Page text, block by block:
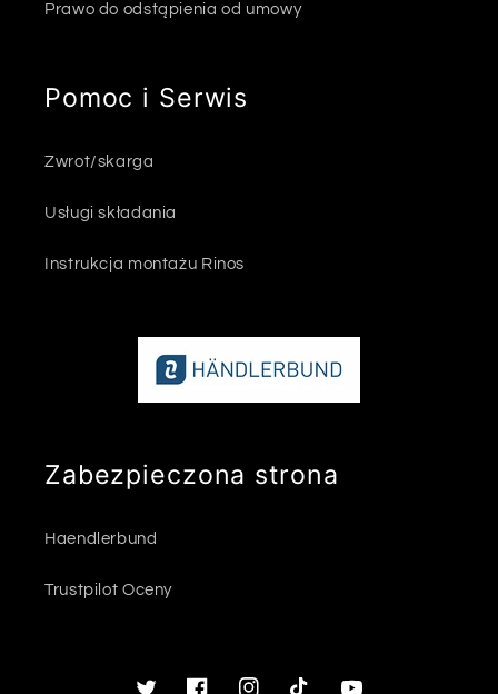
Prawo do odstąpienia od umowy
Pomoc i Serwis
Zwrot/skarga
Usługi składania
Instrukcja montażu Rinos
Zabezpieczona strona
Haendlerbund
Trustpilot Oceny